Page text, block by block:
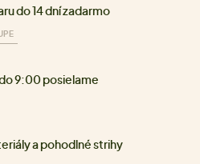
do 14 dní zadarmo
9:00 posielame
a pohodlné strihy